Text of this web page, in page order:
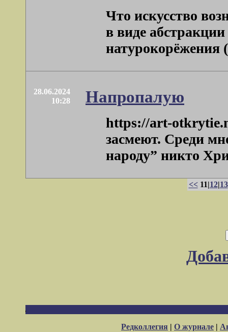
Что искусство
в виде
натурокорёжения
28.06.2024
10:28
Напропалую
https://art-
засмеют. Среди
народу” никто
<<11|12|13
Редколлегия | О журнале |